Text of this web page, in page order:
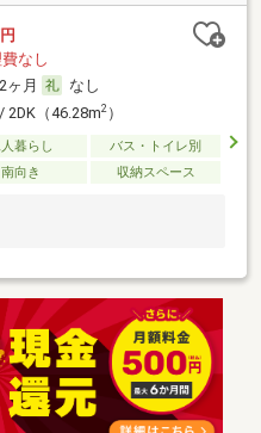
なし
2ヶ月
なし
2DK（46.28m2）
暮らし
バス・トイレ別
南向き 収納スペース